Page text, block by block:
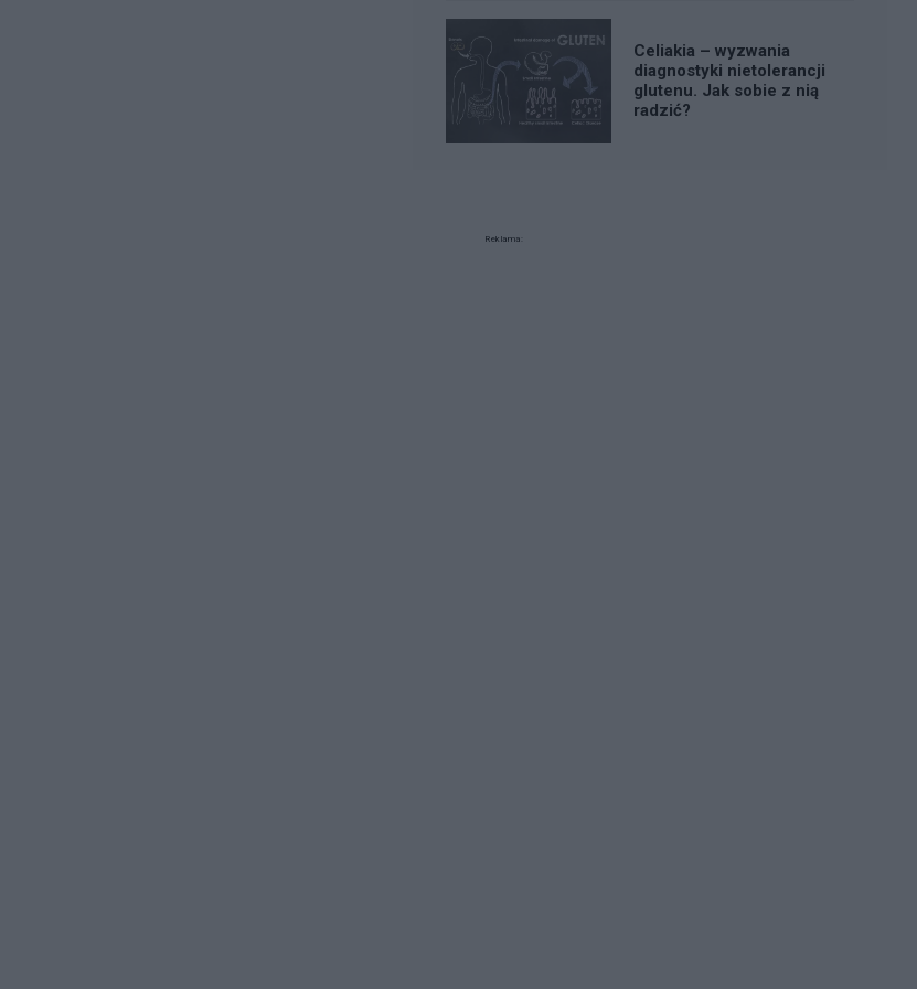
Celiakia – wyzwania
diagnostyki nietolerancji
glutenu. Jak sobie z nią
radzić?
Reklama: